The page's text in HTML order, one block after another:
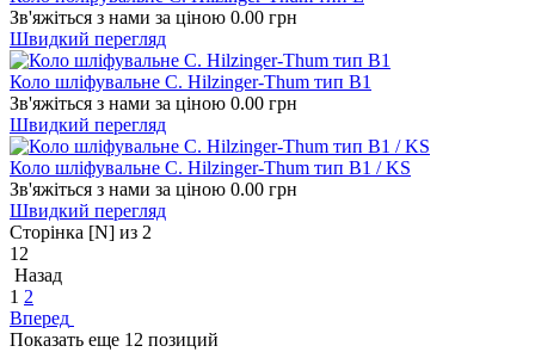
Зв'яжіться з нами за ціною 0.00 грн
Швидкий перегляд
Коло шліфувальне C. Hilzinger-Thum тип B1
Зв'яжіться з нами за ціною 0.00 грн
Швидкий перегляд
Коло шліфувальне C. Hilzinger-Thum тип B1 / KS
Зв'яжіться з нами за ціною 0.00 грн
Швидкий перегляд
Сторінка [N] из 2
12
Назад
1 2
Вперед
Показать еще 12 позиций